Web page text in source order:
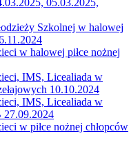
Szkolnej w halowej
w halowej piłce nożnej
IMS, Licealiada w
10.10.2024
IMS, Licealiada w
w piłce nożnej chłopców